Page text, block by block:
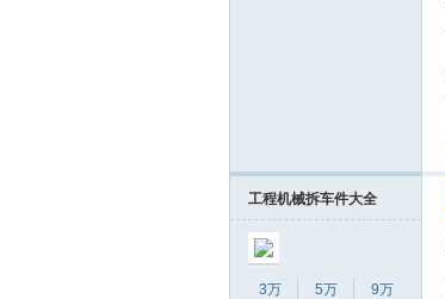
工程机械拆车件大全
3万
5万
9万